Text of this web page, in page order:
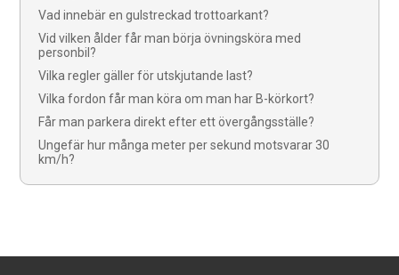
Vad innebär en gulstreckad trottoarkant?
Vid vilken ålder får man börja övningsköra med
personbil?
Vilka regler gäller för utskjutande last?
Vilka fordon får man köra om man har B-körkort?
Får man parkera direkt efter ett övergångsställe?
Ungefär hur många meter per sekund motsvarar 30
km/h?